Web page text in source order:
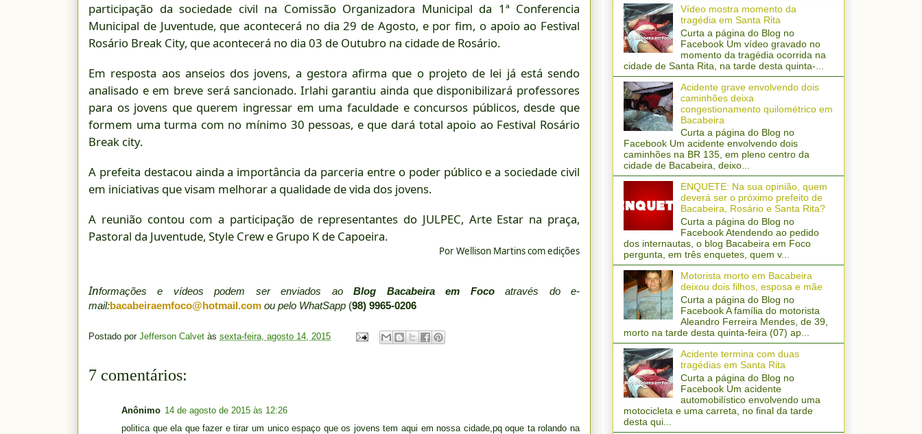
participação da sociedade civil na Comissão Organizadora Municipal da 1ª Conferencia
Municipal de Juventude, que acontecerá no dia 29 de Agosto, e por fim, o apoio ao Festival
Rosário Break City, que acontecerá no dia 03 de Outubro na cidade de Rosário.
Em resposta aos anseios dos jovens, a gestora afirma que o projeto de lei já está sendo
analisado e em breve será sancionado. Irlahi garantiu ainda que disponibilizará professores
para os jovens que querem ingressar em uma faculdade e concursos públicos, desde que
formem uma turma com no mínimo 30 pessoas, e que dará total apoio ao Festival Rosário
Break city.
A prefeita destacou ainda a importância da parceria entre o poder público e a sociedade civil
em iniciativas que visam melhorar a qualidade de vida dos jovens.
A reunião contou com a participação de representantes do JULPEC, Arte Estar na praça,
Pastoral da Juventude, Style Crew e Grupo K de Capoeira.
Por Wellison Martins com edições
Informações e vídeos podem ser enviados aoBlog Bacabeira em Focoatravés do e-
mail:bacabeiraemfoco@hotmail.com ou pelo WhatSapp (98) 9965-0206
Postado por Jefferson Calvet às sexta-feira, agosto 14, 2015
7 comentários:
Anônimo 14 de agosto de 2015 às 12:26
politica que ela que fazer e tirar um unico espaço que os jovens tem aqui em nossa cidade,pq oque ta rolando na
Vídeo mostra momento da
tragédia em Santa Rita
Curta a página do Blog no
Facebook Um vídeo gravado no
momento da tragédia ocorrida na
cidade de Santa Rita, na tarde desta quinta-...
Acidente grave envolvendo dois
caminhões deixa
congestionamento quilométrico em
Bacabeira
Curta a página do Blog no
Facebook Um acidente envolvendo dois
caminhões na BR 135, em pleno centro da
cidade de Bacabeira, deixo...
ENQUETE: Na sua opinião, quem
deverá ser o próximo prefeito de
Bacabeira, Rosário e Santa Rita?
Curta a página do Blog no
Facebook Atendendo ao pedido
dos internautas, o blog Bacabeira em Foco
pergunta, em três enquetes, quem v...
Motorista morto em Bacabeira
deixou dois filhos, esposa e mãe
Curta a página do Blog no
Facebook A família do motorista
Aleandro Ferreira Mendes, de 39,
morto na tarde desta quinta-feira (07) ap...
Acidente termina com duas
tragédias em Santa Rita
Curta a página do Blog no
Facebook Um acidente
automobilístico envolvendo uma
motocicleta e uma carreta, no final da tarde
desta qui...